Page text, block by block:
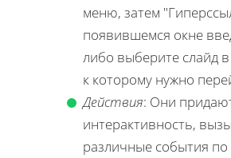
меню, затем
появившемся окне
либо выберите слайд
к которому нужно
Действия: Они
интерактивность,
различные события